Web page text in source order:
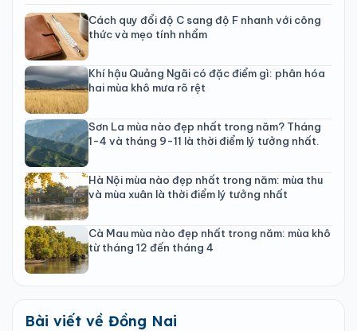
Cách quy đổi độ C sang độ F nhanh với công
thức và mẹo tính nhẩm
Khí hậu Quảng Ngãi có đặc điểm gì: phân hóa
hai mùa khô mưa rõ rệt
Sơn La mùa nào đẹp nhất trong năm? Tháng
1-4 và tháng 9-11 là thời điểm lý tưởng nhất.
Hà Nội mùa nào đẹp nhất trong năm: mùa thu
và mùa xuân là thời điểm lý tưởng nhất
Cà Mau mùa nào đẹp nhất trong năm: mùa khô
từ tháng 12 đến tháng 4
Bài viết về Đồng Nai